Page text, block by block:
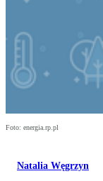
Foto: energia.rp.pl
Natalia Węgrzyn